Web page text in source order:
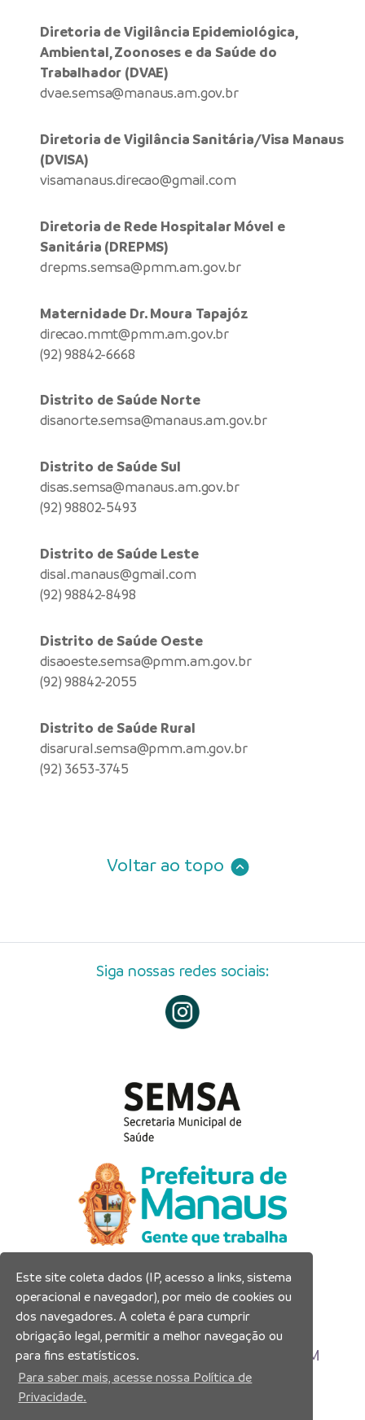
Diretoria de Vigilância Epidemiológica,
Ambiental, Zoonoses e da Saúde do
Trabalhador (DVAE)
dvae.semsa@manaus.am.gov.br
Diretoria de Vigilância Sanitária/Visa Manaus
(DVISA)
visamanaus.direcao@gmail.com
Diretoria de Rede Hospitalar Móvel e
Sanitária (DREPMS)
drepms.semsa@pmm.am.gov.br
Maternidade Dr. Moura Tapajóz
direcao.mmt@pmm.am.gov.br
(92) 98842-6668
Distrito de Saúde Norte
disanorte.semsa@manaus.am.gov.br
Distrito de Saúde Sul
disas.semsa@manaus.am.gov.br
(92) 98802-5493
Distrito de Saúde Leste
disal.manaus@gmail.com
(92) 98842-8498
Distrito de Saúde Oeste
disaoeste.semsa@pmm.am.gov.br
(92) 98842-2055
Distrito de Saúde Rural
disarural.semsa@pmm.am.gov.br
(92) 3653-3745
Voltar ao topo
Siga nossas redes sociais:
Prefeitura Municipal de Manaus
Município de Manaus
CNPJ:04.365.326.0001-73
Av. Brasil, 2971 – Compensa, Manaus-AM
CEP: 69036-110
Este site coleta dados (IP, acesso a links, sistema
operacional e navegador), por meio de cookies ou
dos navegadores. A coleta é para cumprir
obrigação legal, permitir a melhor navegação ou
para fins estatísticos.
Para saber mais, acesse nossa Política de
Privacidade.